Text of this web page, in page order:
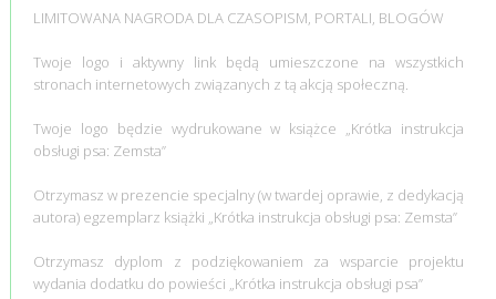
LIMITOWANA NAGRODA DLA CZASOPISM, PORTALI, BLOGÓW
Twoje logo i aktywny link będą umieszczone na wszystkich
stronach internetowych związanych z tą akcją społeczną.
Twoje logo będzie wydrukowane w książce „Krótka instrukcja
obsługi psa: Zemsta”
Otrzymasz w prezencie specjalny (w twardej oprawie, z dedykacją
autora) egzemplarz książki „Krótka instrukcja obsługi psa: Zemsta”
Otrzymasz dyplom z podziękowaniem za wsparcie projektu
wydania dodatku do powieści „Krótka instrukcja obsługi psa”